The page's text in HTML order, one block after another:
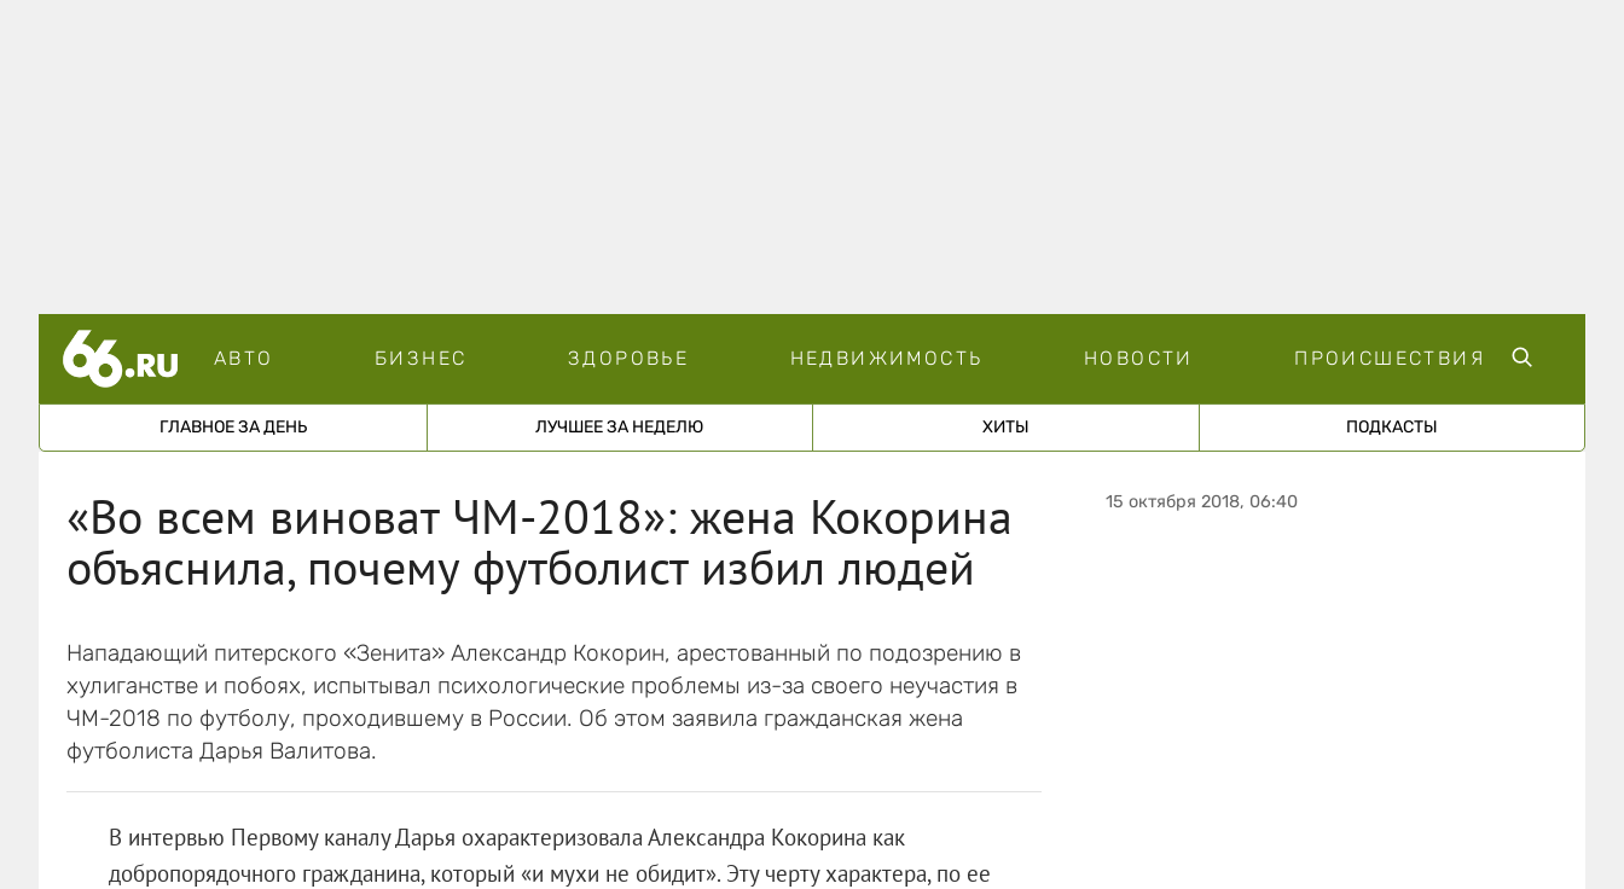
АВТО БИЗНЕС ЗДОРОВЬЕ НЕДВИЖИМОСТЬ НОВОСТИ ПРОИСШЕСТВИЯ
ГЛАВНОЕ ЗА ДЕНЬ ЛУЧШЕЕ ЗА НЕДЕЛЮ ХИТЫ ПОДКАСТЫ
«Во всем виноват ЧМ-2018»: жена Кокорина
объяснила, почему футболист избил людей
Нападающий питерского «Зенита» Александр Кокорин, арестованный по подозрению в
хулиганстве и побоях, испытывал психологические проблемы из-за своего неучастия в
ЧМ-2018 по футболу, проходившему в России. Об этом заявила гражданская жена
футболиста Дарья Валитова.
В интервью Первому каналу Дарья охарактеризовала Александра Кокорина как
добропорядочного гражданина, который «и мухи не обидит». Эту черту характера, по ее
15 октября 2018, 06:40